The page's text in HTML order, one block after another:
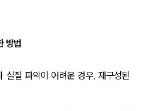
방법
실질 파악이 어려운 경우, 재구성된